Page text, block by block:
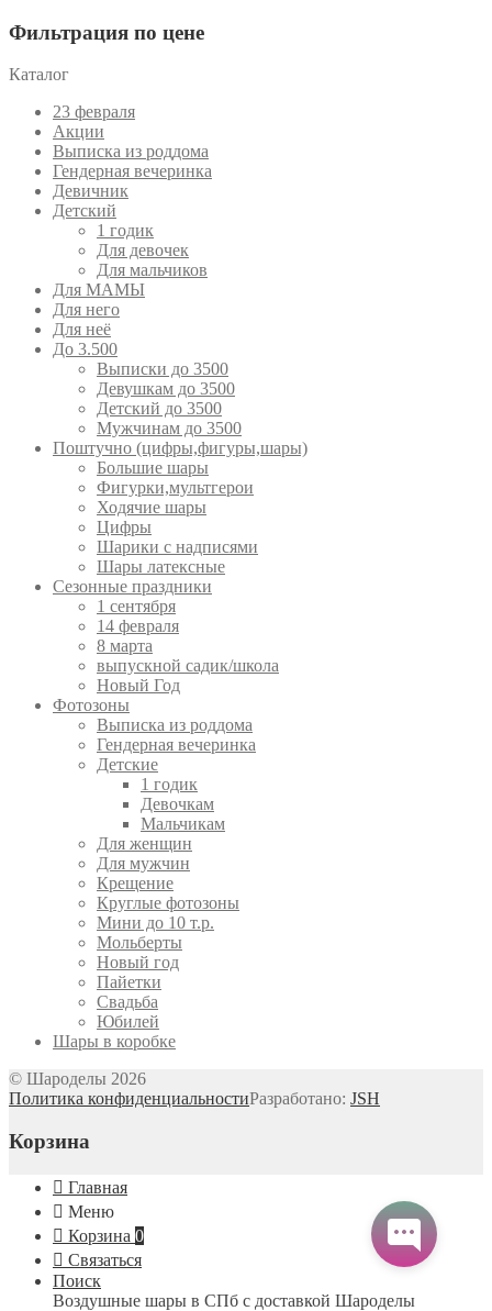
Фильтрация по цене
Каталог
23 февраля
Акции
Выписка из роддома
Гендерная вечеринка
Девичник
Детский
1 годик
Для девочек
Для мальчиков
Для МАМЫ
Для него
Для неё
До 3.500
Выписки до 3500
Девушкам до 3500
Детский до 3500
Мужчинам до 3500
Поштучно (цифры,фигуры,шары)
Большие шары
Фигурки,мультгерои
Ходячие шары
Цифры
Шарики с надписями
Шары латексные
Сезонные праздники
1 сентября
14 февраля
8 марта
выпускной садик/школа
Новый Год
Фотозоны
Выписка из роддома
Гендерная вечеринка
Детские
1 годик
Девочкам
Мальчикам
Для женщин
Для мужчин
Крещение
Круглые фотозоны
Мини до 10 т.р.
Мольберты
Новый год
Пайетки
Свадьба
Юбилей
Шары в коробке
© Шароделы 2026
Политика конфиденциальностиРазработано: JSH
Корзина
Главная
Меню
Корзина 0
Связаться
Поиск
Воздушные шары в СПб с доставкой Шароделы